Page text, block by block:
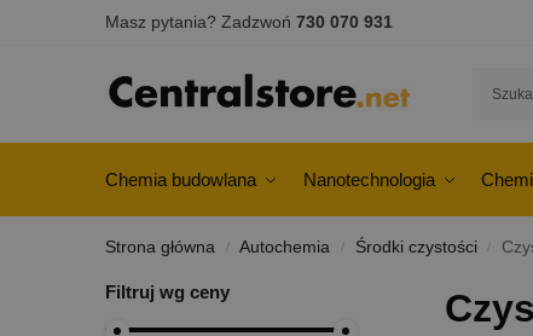
Masz pytania? Zadzwoń 730 070 931
Chemia budowlana Nanotechnologia
Strona główna / Autochemia / Środki czystości /
Filtruj wg ceny